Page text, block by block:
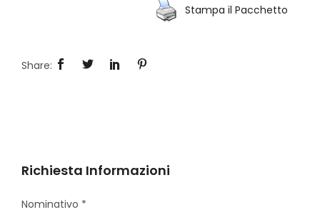
Stampa il Pacchetto
Richiesta Informazioni
Nominativo *